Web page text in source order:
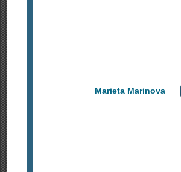
Marieta Marinova